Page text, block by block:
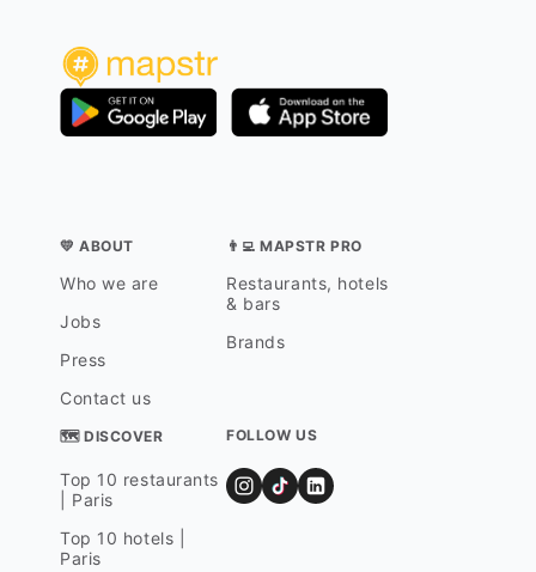
💛 ABOUT
Who we are
Jobs
Press
Contact us
👨‍💻 MAPSTR PRO
Restaurants, hotels
& bars
Brands
🗺 DISCOVER
Top 10 restaurants
| Paris
Top 10 hotels |
Paris
FOLLOW US